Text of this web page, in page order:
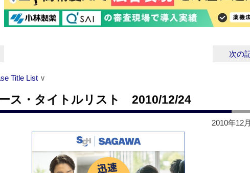
次の
Title List ∨
ス・タイトルリスト 2010/12/24
2010年12